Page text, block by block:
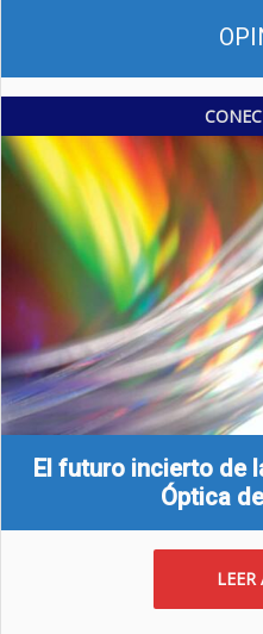
El futuro incierto de
Óptica
LEER